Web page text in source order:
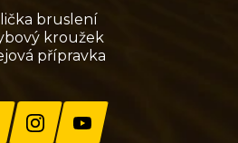
bruslení
kroužek
přípravka